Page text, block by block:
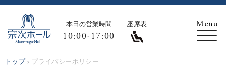
本日の営業時間
10:00-17:00
座席表
トップ プライバシーポリシー